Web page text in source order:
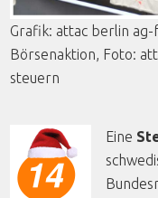
Grafik: attac berlin ag-
Börsenaktion, Foto:
steuern
Eine